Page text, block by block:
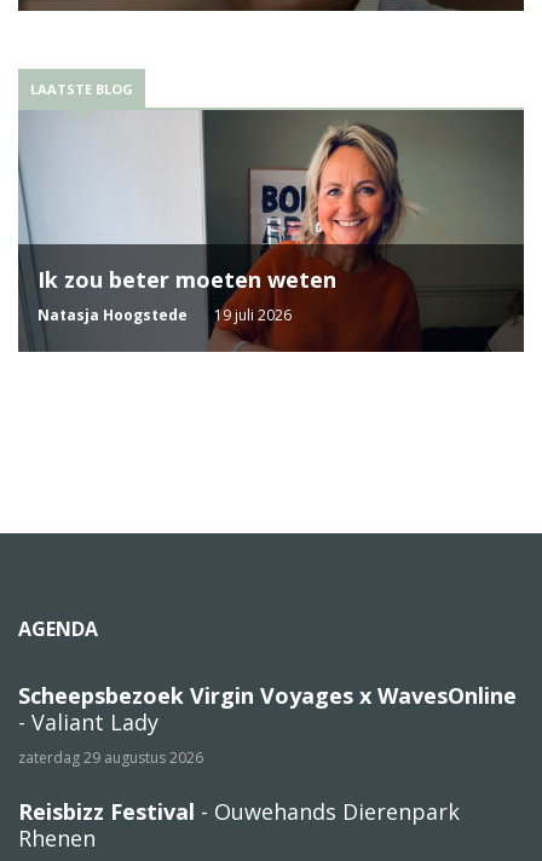
LAATSTE BLOG
Ik zou beter moeten weten
Natasja Hoogstede 19 juli 2026
AGENDA
Scheepsbezoek Virgin Voyages x WavesOnline
- Valiant Lady
zaterdag 29 augustus 2026
Reisbizz Festival - Ouwehands Dierenpark
Rhenen